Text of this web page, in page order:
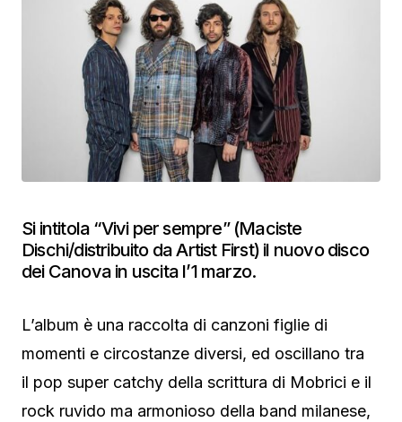
Si intitola “Vivi per sempre” (Maciste
Dischi/distribuito da Artist First) il nuovo disco
dei Canova in uscita l’1 marzo.
L’album è una raccolta di canzoni figlie di
momenti e circostanze diversi, ed oscillano tra
il pop super catchy della scrittura di Mobrici e il
rock ruvido ma armonioso della band milanese,